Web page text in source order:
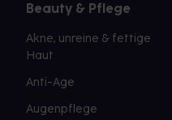
Beauty & Pflege
Akne, unreine & fettige
Haut
Anti-Age
Augenpflege